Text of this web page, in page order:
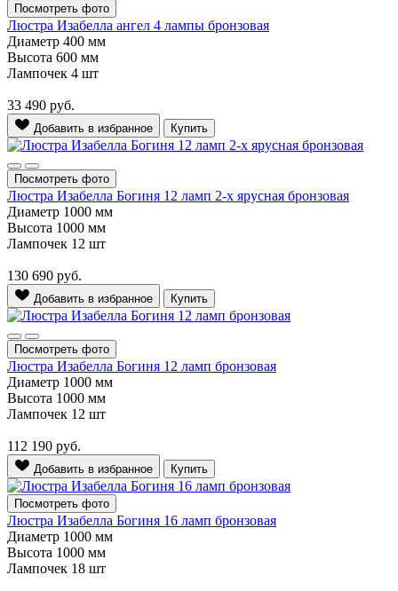
Посмотреть фото
Люстра Изабелла ангел 4 лампы бронзовая
Диаметр 400 мм
Высота 600 мм
Лампочек 4 шт
33 490 руб.
Добавить в избранное Купить
Посмотреть фото
Люстра Изабелла Богиня 12 ламп 2-х ярусная бронзовая
Диаметр 1000 мм
Высота 1000 мм
Лампочек 12 шт
130 690 руб.
Добавить в избранное Купить
Посмотреть фото
Люстра Изабелла Богиня 12 ламп бронзовая
Диаметр 1000 мм
Высота 1000 мм
Лампочек 12 шт
112 190 руб.
Добавить в избранное Купить
Посмотреть фото
Люстра Изабелла Богиня 16 ламп бронзовая
Диаметр 1000 мм
Высота 1000 мм
Лампочек 18 шт